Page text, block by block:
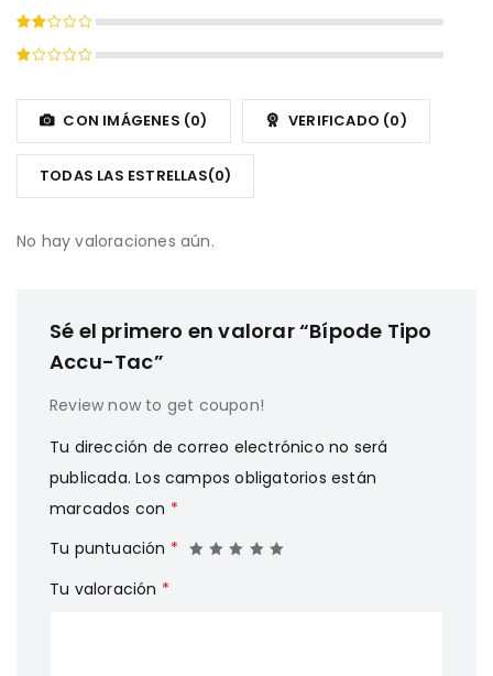
de 5
Valorado
3de
Valorado
de
con
5
CON IMÁGENES (0) VERIFICADO (0)
TODAS LAS ESTRELLAS(0)
No hay valoraciones aún.
Sé el primero en valorar “Bípode Tipo
Accu-Tac”
Review now to get coupon!
Tu dirección de correo electrónico no será
publicada. Los campos obligatorios están
marcados con *
Tu puntuación *
Tu valoración *